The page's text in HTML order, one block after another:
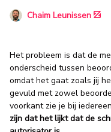
Chaim Leunissen
Het probleem is dat de
onderscheid tussen
omdat het gaat zoals jij
gevuld met zowel
voorkant zie je bij
zijn dat het lijkt dat de